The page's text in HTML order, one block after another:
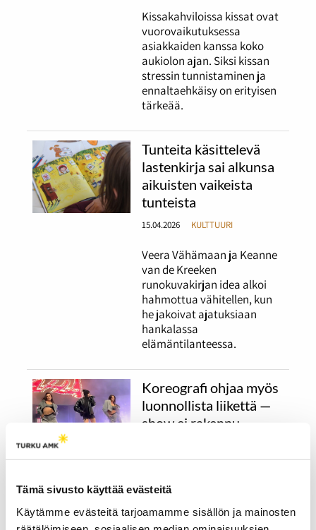
Tämä sivusto käyttää evästeitä
Käytämme evästeitä tarjoamamme sisällön ja mainosten
Kissakahviloissa kissat ovat
vuorovaikutuksessa
asiakkaiden kanssa koko
aukiolon ajan. Siksi kissan
stressin tunnistaminen ja
ennaltaehkäisy on erityisen
tärkeää.
Tunteita käsittelevä
lastenkirja sai alkunsa
aikuisten vaikeista
tunteista
15.04.2026 KULTTUURI
Veera Vähämaan ja Keanne
van de Kreeken
runokuvakirjan idea alkoi
hahmottua vähitellen, kun
he jakoivat ajatuksiaan
hankalassa
elämäntilanteessa.
Koreografi ohjaa myös
luonnollista liikettä —
show ei rakennu
26.03.2026 KULTTUURI
Artistin luonnollinen liike
lavalla vaatii tarkkaa
suunnittelua, samoin kuin